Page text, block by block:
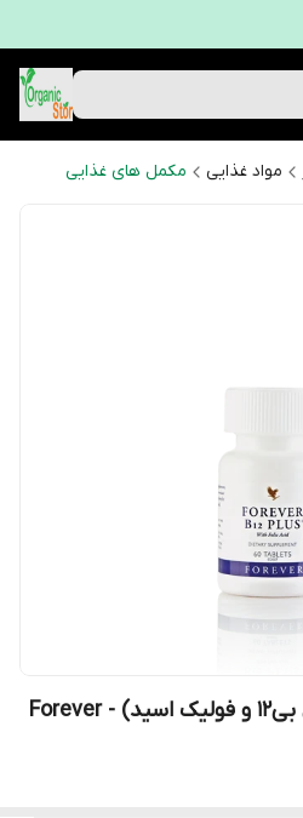
مواد غذایی مکمل های غذایی
فوراور B12 پلاس (ویتامین بی۱۲ و فولیک اسید) - Forever